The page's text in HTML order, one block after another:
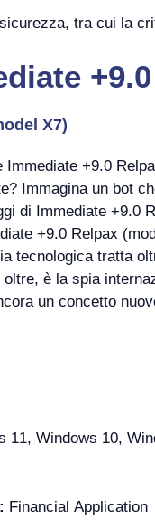
tra cui la
X7)
+9.0
Immagina un bot
di Immediate +9.0
+9.0 Relpax
tecnologica tratta
è la spia
un concetto
11, Windows 10,
Financial Application